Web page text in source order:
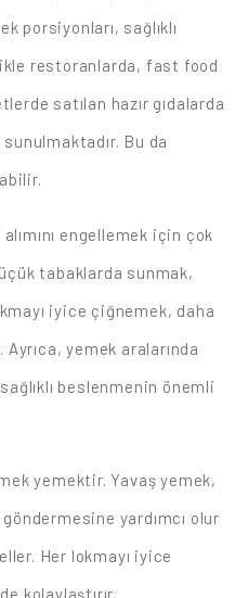
porsiyonları, sağlıklı
restoranlarda, fast food
satılan hazır gıdalarda
Bu da
engellemek için çok
tabaklarda sunmak,
iyice çiğnemek, daha
yemek aralarında
beslenmenin önemli
yemektir. Yavaş yemek,
yardımcı olur
Her lokmayı iyice
kolaylaştırır.